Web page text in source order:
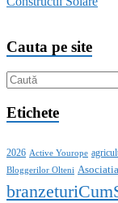
Cauta pe site
Etichete
2026 Active Yourope
Bloggerilor Olteni